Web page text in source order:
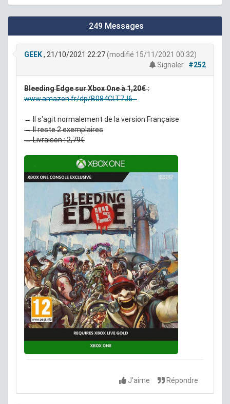
249 Messages
GEEK, 21/10/2021 22:27(modifié 15/11/2021 00:32)
Signaler
#252
Bleeding Edge sur Xbox One à 1,20€ :
www.amazon.fr/dp/B084CLT7J6...
→ Il s'agit normalement de la version Française
→ Il reste 2 exemplaires
→ Livraison : 2,79€
J'aime Répondre